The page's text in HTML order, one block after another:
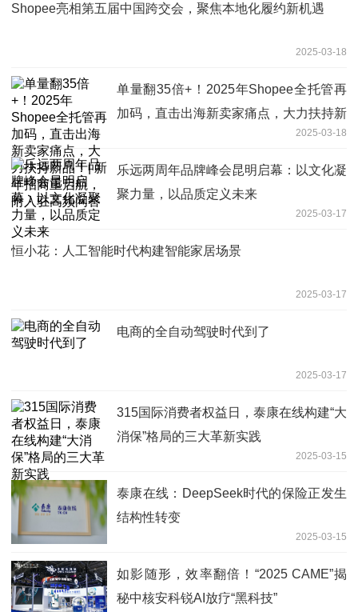
Shopee亮相第五届中国跨交会，聚焦本地化履约新机遇
2025-03-18
单量翻35倍+！2025年Shopee全托管再
加码，直击出海新卖家痛点，大力扶持新
品！| 新年招商重启航，附入驻高频问答
2025-03-18
乐远两周年品牌峰会昆明启幕：以文化凝
聚力量，以品质定义未来
2025-03-17
恒小花：人工智能时代构建智能家居场景
2025-03-17
电商的全自动驾驶时代到了
2025-03-17
315国际消费者权益日，泰康在线构建“大
消保”格局的三大革新实践
2025-03-15
泰康在线：DeepSeek时代的保险正发生
结构性转变
2025-03-15
如影随形，效率翻倍！“2025 CAME”揭
秘中核安科锐AI放疗“黑科技”